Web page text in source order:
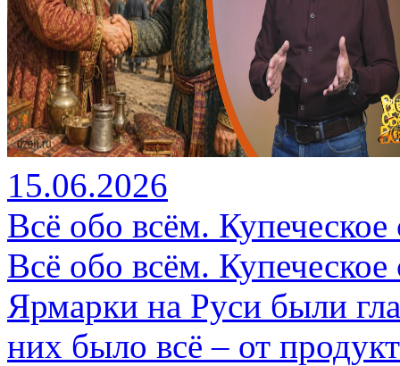
15.06.2026
Всё обо всём.
Всё обо всём.
Ярмарки на Руси были
них было всё – от